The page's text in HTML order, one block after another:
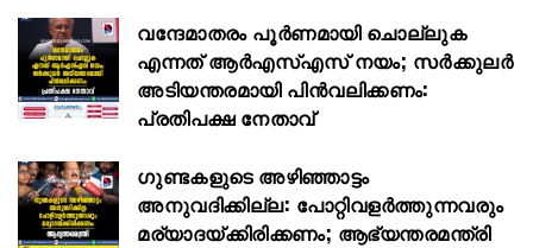
വന്ദേമാതരം പൂർണമായി ചൊല്ലുക
എന്നത് ആര്‍എസ്എസ് നയം; സര്‍ക്കുലര്‍
അടിയന്തരമായി പിന്‍വലിക്കണം:
പ്രതിപക്ഷ നേതാവ്
ഗുണ്ടകളുടെ അഴിഞ്ഞാട്ടം
അനുവദിക്കില്ല: പോറ്റിവളർത്തുന്നവരും
മര്യാദയ്ക്കിരിക്കണം; ആഭ്യന്തരമന്ത്രി